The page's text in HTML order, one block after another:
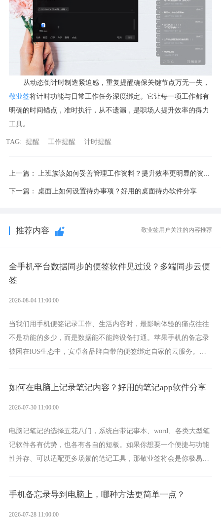
从动态倒计时制造紧迫感，重复提醒确保关键节点万无一失，
敬业签将计时功能与日常工作任务深度绑定。它让每一项工作都有
明确的时间锚点，准时执行，从不遗漏，是职场人提升效率的得力
工具。
TAG: 提醒 工作提醒 计时提醒
上一篇： 上班族该如何妥善管理工作资料？提升效率更明显的资料管理法
下一篇： 桌面上如何设置待办事项？好用的桌面待办软件分享
推荐内容 敬业签用户关注的内容推荐
全手机平台数据同步的便签软件见过没？多端同步云便
签
2026-08-04 11:00:00
当我们用手机便签记录工作、生活内容时，最影响体验的痛点往往
不是功能的多少，而是数据能不能跨设备打通。苹果手机的备忘录
被困在iOS生态中，安卓各品牌自带的便签绑定自家的云服务。而
如何在电脑上记录笔记内容？好用的笔记app软件分享
2026-07-30 11:00:00
电脑记笔记的选择五花八门，系统自带记事本、word、各类大型笔
记软件各有优势，也各有各自的短板。如果你想要一个便捷与功能
性并存、可以适配更多场景的笔记工具，那敬业签将会是你极易上
手机备忘录导到电脑上，哪种方法更简单一点？
2026-07-28 11:00:00